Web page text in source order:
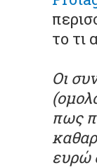
το τι
Οι
πως
ευρώ